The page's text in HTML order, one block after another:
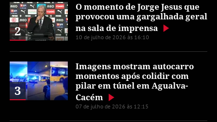
2
O momento de Jorge Jesus que
provocou uma gargalhada geral
na sala de imprensa
10 de julho de 2026 às 16:10
3
Imagens mostram autocarro
momentos após colidir com
pilar em túnel em Agualva-
Cacém
07 de julho de 2026 às 12:15